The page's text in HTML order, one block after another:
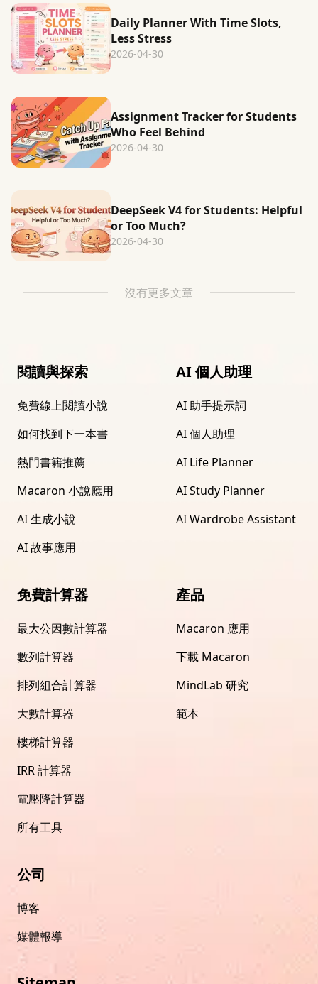
Daily Planner With Time Slots,
Less Stress
2026-04-30
Assignment Tracker for Students
Who Feel Behind
2026-04-30
DeepSeek V4 for Students: Helpful
or Too Much?
2026-04-30
沒有更多文章
閱讀與探索
免費線上閱讀小說
如何找到下一本書
熱門書籍推薦
Macaron 小說應用
AI 生成小說
AI 故事應用
AI 個人助理
AI 助手提示詞
AI 個人助理
AI Life Planner
AI Study Planner
AI Wardrobe Assistant
免費計算器
最大公因數計算器
數列計算器
排列組合計算器
大數計算器
樓梯計算器
IRR 計算器
電壓降計算器
所有工具
產品
Macaron 應用
下載 Macaron
MindLab 研究
範本
公司
博客
媒體報導